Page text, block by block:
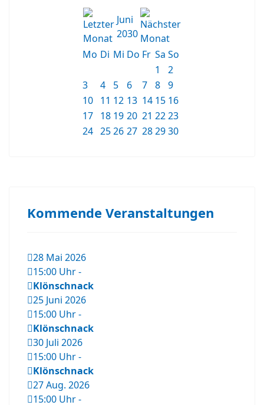
Juni
2030
Mo Di Mi Do Fr Sa So
1
2
3
4 5 6 7 8 9
10 11 12 13 14 15 16
17 18 19 20 21 2223
24 2526 27 282930
Kommende Veranstaltungen
28 Mai 2026
15:00 Uhr-
Klönschnack
25 Juni 2026
15:00 Uhr-
Klönschnack
30 Juli 2026
15:00 Uhr-
Klönschnack
27 Aug. 2026
15:00 Uhr-